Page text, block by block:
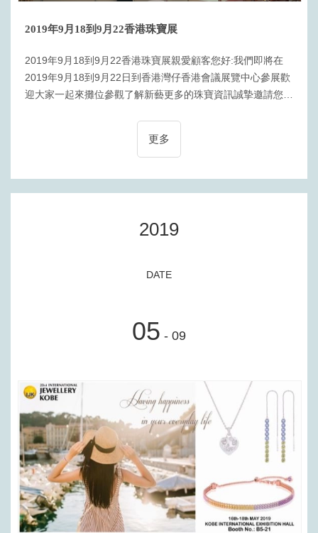
2019年9月18到9月22香港珠寶展
2019年9月18到9月22香港珠寶展親愛顧客您好:我們即將在
2019年9月18到9月22日到香港灣仔香港會議展覽中心參展歡
迎大家一起來攤位參觀了解新藝更多的珠寶資訊誠摯邀請您來
更多
2019
DATE
05 - 09